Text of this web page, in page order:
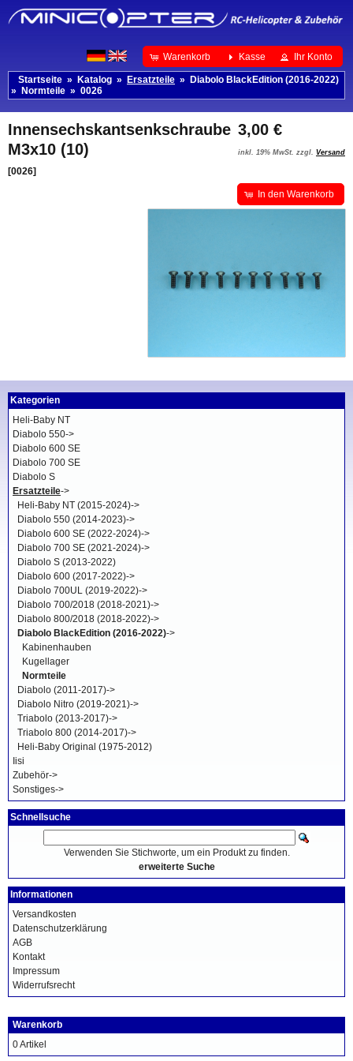
Warenkorb Kasse Ihr Konto
Startseite » Katalog » Ersatzteile »
Diabolo BlackEdition (2016-2022)
»
Normteile » 0026
3,00 €
inkl. 19% MwSt. zzgl. Versand
Innensechskantsenkschraube
M3x10 (10)
[0026]
In den Warenkorb
Kategorien
Heli-Baby NT
Diabolo 550->
Diabolo 600 SE
Diabolo 700 SE
Diabolo S
Ersatzteile->
Heli-Baby NT (2015-2024)->
Diabolo 550 (2014-2023)->
Diabolo 600 SE (2022-2024)->
Diabolo 700 SE (2021-2024)->
Diabolo S (2013-2022)
Diabolo 600 (2017-2022)->
Diabolo 700UL (2019-2022)->
Diabolo 700/2018 (2018-2021)->
Diabolo 800/2018 (2018-2022)->
Diabolo BlackEdition (2016-2022)->
Kabinenhauben
Kugellager
Normteile
Diabolo (2011-2017)->
Diabolo Nitro (2019-2021)->
Triabolo (2013-2017)->
Triabolo 800 (2014-2017)->
Heli-Baby Original (1975-2012)
Iisi
Zubehör->
Sonstiges->
Schnellsuche
Verwenden Sie Stichworte, um ein Produkt zu finden.
erweiterte Suche
Informationen
Versandkosten
Datenschutzerklärung
AGB
Kontakt
Impressum
Widerrufsrecht
Warenkorb
0 Artikel